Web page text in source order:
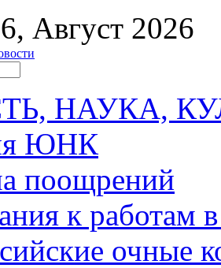
Август 2026
НАУКА,
ЮНК
поощрений
к работам
очные